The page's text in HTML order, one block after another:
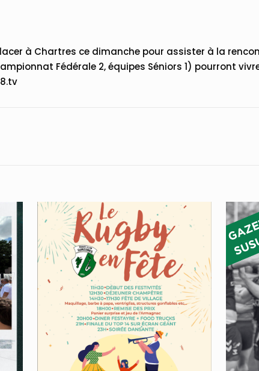
à Chartres ce dimanche pour assister à la
(championnat Fédérale 2, équipes Séniors 1) pourront